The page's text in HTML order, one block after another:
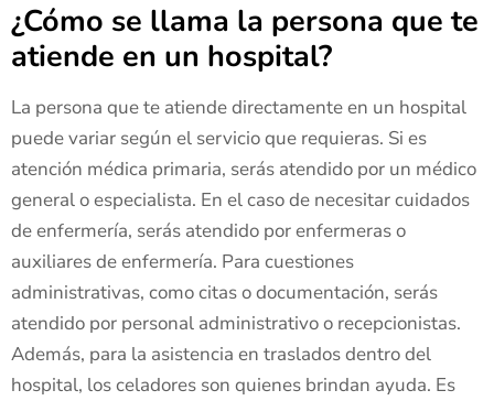
¿Cómo se llama la persona que te
atiende en un hospital?
La persona que te atiende directamente en un hospital
puede variar según el servicio que requieras. Si es
atención médica primaria, serás atendido por un médico
general o especialista. En el caso de necesitar cuidados
de enfermería, serás atendido por enfermeras o
auxiliares de enfermería. Para cuestiones
administrativas, como citas o documentación, serás
atendido por personal administrativo o recepcionistas.
Además, para la asistencia en traslados dentro del
hospital, los celadores son quienes brindan ayuda. Es